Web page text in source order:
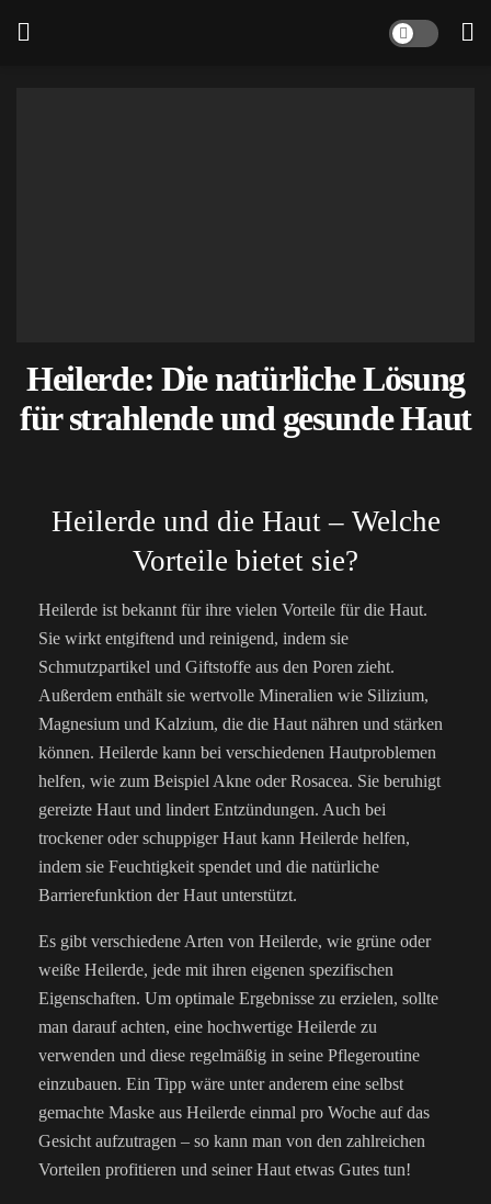
Heilerde: Die natürliche Lösung
für strahlende und gesunde Haut
Heilerde und die Haut – Welche
Vorteile bietet sie?
Heilerde ist bekannt für ihre vielen Vorteile für die Haut.
Sie wirkt entgiftend und reinigend, indem sie
Schmutzpartikel und Giftstoffe aus den Poren zieht.
Außerdem enthält sie wertvolle Mineralien wie Silizium,
Magnesium und Kalzium, die die Haut nähren und stärken
können. Heilerde kann bei verschiedenen Hautproblemen
helfen, wie zum Beispiel Akne oder Rosacea. Sie beruhigt
gereizte Haut und lindert Entzündungen. Auch bei
trockener oder schuppiger Haut kann Heilerde helfen,
indem sie Feuchtigkeit spendet und die natürliche
Barrierefunktion der Haut unterstützt.
Es gibt verschiedene Arten von Heilerde, wie grüne oder
weiße Heilerde, jede mit ihren eigenen spezifischen
Eigenschaften. Um optimale Ergebnisse zu erzielen, sollte
man darauf achten, eine hochwertige Heilerde zu
verwenden und diese regelmäßig in seine Pflegeroutine
einzubauen. Ein Tipp wäre unter anderem eine selbst
gemachte Maske aus Heilerde einmal pro Woche auf das
Gesicht aufzutragen – so kann man von den zahlreichen
Vorteilen profitieren und seiner Haut etwas Gutes tun!